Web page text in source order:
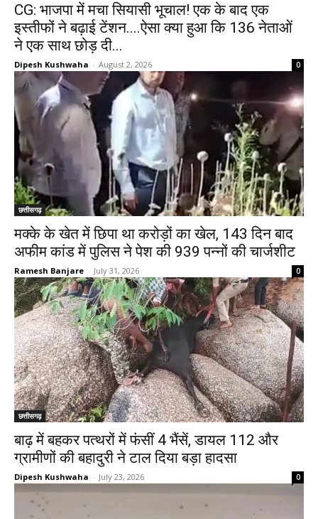
CG: भाजपा में मचा सियासी भूचाल! एक के बाद एक
इस्तीफों ने बढ़ाई टेंशन....ऐसा क्या हुआ कि 136 नेताओं
ने एक साथ छोड़ दी...
Dipesh Kushwaha - August 2, 2026 0
छत्तीसगढ़
मक्के के खेत में छिपा था करोड़ों का खेल, 143 दिन बाद
अफीम कांड में पुलिस ने पेश की 939 पन्नों की चार्जशीट
Ramesh Banjare - July 31, 2026 0
छत्तीसगढ़
बाढ़ में बहकर पत्थरों में फंसीं 4 भैंसें, डायल 112 और
ग्रामीणों की बहादुरी ने टाल दिया बड़ा हादसा
Dipesh Kushwaha - July 23, 2026 0